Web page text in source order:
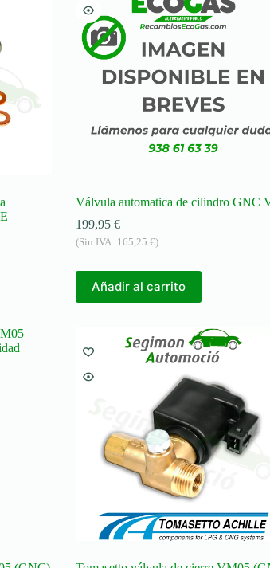
Válvula automatica de cilindro GNC
199,95 €
(Sin IVA: 165,25 €)
Añadir al carrito